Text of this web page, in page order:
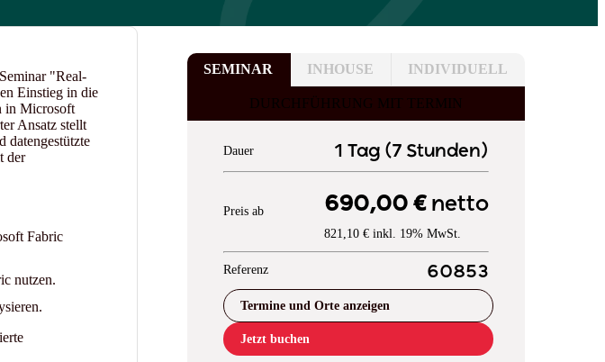
SEMINAR INHOUSE INDIVIDUELL
DURCHFÜHRUNG MIT TERMIN
Dauer 1 Tag (7 Stunden)
Preis ab 690,00 €netto
821,10 € inkl. 19% MwSt.
Referenz 60853
Termine und Orte anzeigen
Jetzt buchen
"Real-
Einstieg in die
in Microsoft
Ansatz stellt
datengestützte
der
Fabric
nutzen.